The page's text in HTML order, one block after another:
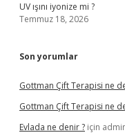
UV ışını iyonize mi ?
Temmuz 18, 2026
Son yorumlar
Gottman Çift Terapisi ne
Gottman Çift Terapisi ne
Evlada ne denir ? için